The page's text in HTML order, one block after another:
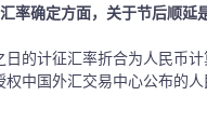
率确定方面，关于节后顺
的计征汇率折合为人民币计
中国外汇交易中心公布的